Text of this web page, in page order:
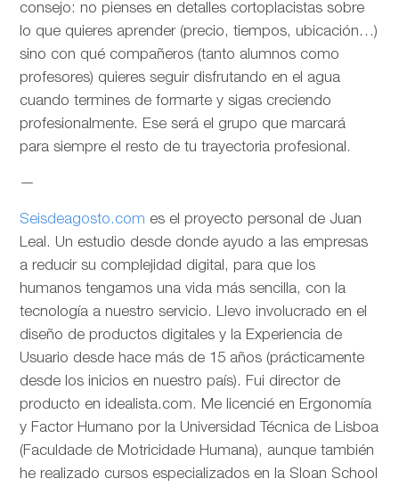
consejo: no pienses en detalles cortoplacistas sobre
lo que quieres aprender (precio, tiempos, ubicación…)
sino con qué compañeros (tanto alumnos como
profesores) quieres seguir disfrutando en el agua
cuando termines de formarte y sigas creciendo
profesionalmente. Ese será el grupo que marcará
para siempre el resto de tu trayectoria profesional.
—
Seisdeagosto.com es el proyecto personal de Juan
Leal. Un estudio desde donde ayudo a las empresas
a reducir su complejidad digital, para que los
humanos tengamos una vida más sencilla, con la
tecnología a nuestro servicio. Llevo involucrado en el
diseño de productos digitales y la Experiencia de
Usuario desde hace más de 15 años (prácticamente
desde los inicios en nuestro país). Fui director de
producto en idealista.com. Me licencié en Ergonomía
y Factor Humano por la Universidad Técnica de Lisboa
(Faculdade de Motricidade Humana), aunque también
he realizado cursos especializados en la Sloan School